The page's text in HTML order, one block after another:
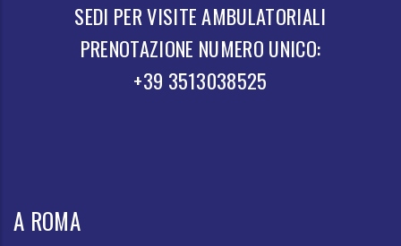
SEDI PER VISITE AMBULATORIALI
PRENOTAZIONE NUMERO UNICO:
+39 3513038525
A ROMA